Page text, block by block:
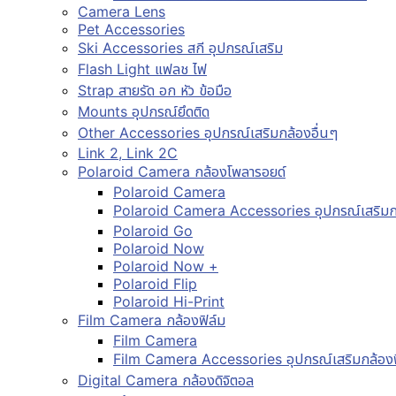
Camera Lens
Pet Accessories
Ski Accessories สกี อุปกรณ์เสริม
Flash Light แฟลช ไฟ
Strap สายรัด อก หัว ข้อมือ
Mounts อุปกรณ์ยึดติด
Other Accessories อุปกรณ์เสริมกล้องอื่นๆ
Link 2, Link 2C
Polaroid Camera กล้องโพลารอยด์
Polaroid Camera
Polaroid Camera Accessories อุปกรณ์เสริมก
Polaroid Go
Polaroid Now
Polaroid Now +
Polaroid Flip
Polaroid Hi-Print
Film Camera กล้องฟิล์ม
Film Camera
Film Camera Accessories อุปกรณ์เสริมกล้อ
Digital Camera กล้องดิจิตอล